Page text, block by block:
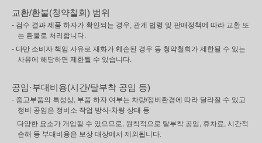
교환/환불(청약철회) 범위
- 검수 결과 제품 하자가 확인되는 경우, 관계 법령 및 판매정책에 따라 교환 또
는 환불로 처리합니다.
- 다만 소비자 책임 사유로 재화가 훼손된 경우 등 청약철회가 제한될 수 있는
사유에 해당하면 제한될 수 있습니다.
공임·부대비용(시간/탈부착 공임 등)
- 중고부품의 특성상, 부품 하자 여부는 차량/정비환경에 따라 달라질 수 있고
정비 공임은 정비소 작업 방식·차량 상태 등
다양한 요소가 개입될 수 있으므로, 원칙적으로 탈부착 공임, 휴차료, 시간적
손해 등 부대비용은 보상 대상에서 제외됩니다.